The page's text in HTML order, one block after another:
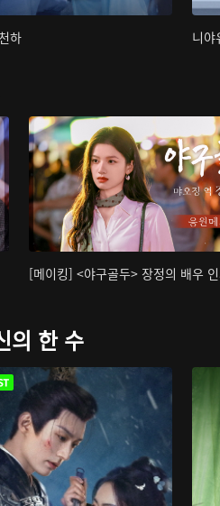
하 니
[메이킹] <야구골두> 장정의 배우
의 한 수